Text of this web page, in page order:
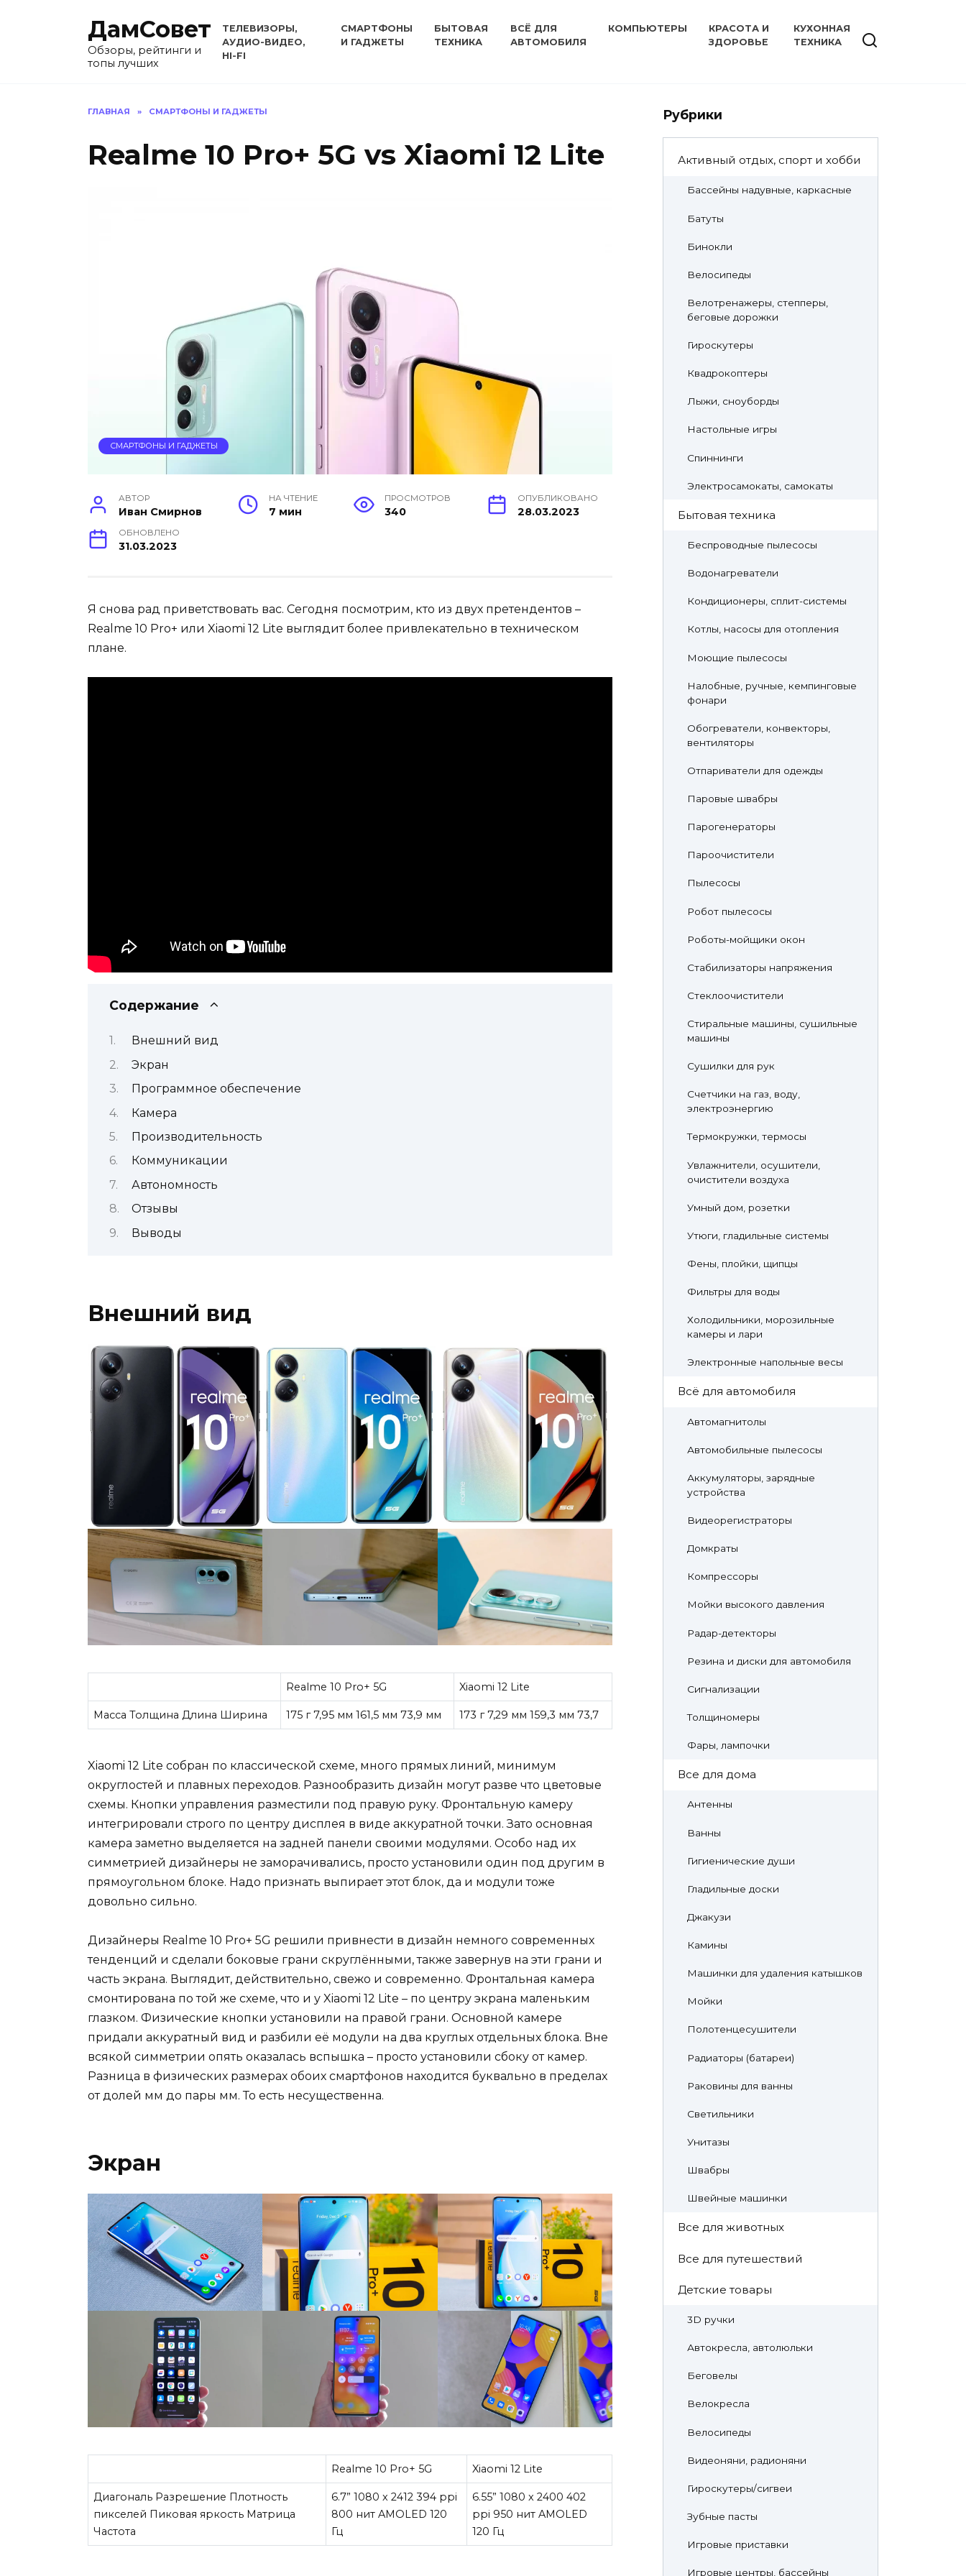
ДамСовет
Обзоры, рейтинги и
топы лучших
ТЕЛЕВИЗОРЫ,
АУДИО-ВИДЕО,
HI-FI
СМАРТФОНЫ
И ГАДЖЕТЫ
БЫТОВАЯ
ТЕХНИКА
ВСЁ ДЛЯ
АВТОМОБИЛЯ
КОМПЬЮТЕРЫ
КРАСОТА И
ЗДОРОВЬЕ
КУХОННАЯ
ТЕХНИКА
ГЛАВНАЯ » СМАРТФОНЫ И ГАДЖЕТЫ
Realme 10 Pro+ 5G vs Xiaomi 12 Lite
СМАРТФОНЫ И ГАДЖЕТЫ
АВТОР
Иван Смирнов
НА ЧТЕНИЕ
7 мин
ПРОСМОТРОВ
340
ОПУБЛИКОВАНО
28.03.2023
ОБНОВЛЕНО
31.03.2023
Я снова рад приветствовать вас. Сегодня посмотрим, кто из двух претендентов –
Realme 10 Pro+ или Xiaomi 12 Lite выглядит более привлекательно в техническом
плане.
Содержание
Внешний вид
Экран
Программное обеспечение
Камера
Производительность
Коммуникации
Автономность
Отзывы
Выводы
Внешний вид
Realme 10 Pro+ 5G Xiaomi 12 Lite
Масса Толщина Длина Ширина 175 г 7,95 мм 161,5 мм 73,9 мм 173 г 7,29 мм 159,3 мм 73,7
Xiaomi 12 Lite собран по классической схеме, много прямых линий, минимум
округлостей и плавных переходов. Разнообразить дизайн могут разве что цветовые
схемы. Кнопки управления разместили под правую руку. Фронтальную камеру
интегрировали строго по центру дисплея в виде аккуратной точки. Зато основная
камера заметно выделяется на задней панели своими модулями. Особо над их
симметрией дизайнеры не заморачивались, просто установили один под другим в
прямоугольном блоке. Надо признать выпирает этот блок, да и модули тоже
довольно сильно.
Дизайнеры Realme 10 Pro+ 5G решили привнести в дизайн немного современных
тенденций и сделали боковые грани скруглёнными, также завернув на эти грани и
часть экрана. Выглядит, действительно, свежо и современно. Фронтальная камера
смонтирована по той же схеме, что и у Xiaomi 12 Lite – по центру экрана маленьким
глазком. Физические кнопки установили на правой грани. Основной камере
придали аккуратный вид и разбили её модули на два круглых отдельных блока. Вне
всякой симметрии опять оказалась вспышка – просто установили сбоку от камер.
Разница в физических размерах обоих смартфонов находится буквально в пределах
от долей мм до пары мм. То есть несущественна.
Экран
Realme 10 Pro+ 5G Xiaomi 12 Lite
Диагональ Разрешение Плотность
пикселей Пиковая яркость Матрица
Частота
6.7” 1080 x 2412 394 ppi
800 нит AMOLED 120
Гц
6.55” 1080 x 2400 402
ppi 950 нит AMOLED
120 Гц
Рубрики
Активный отдых, спорт и хобби
Бассейны надувные, каркасные
Батуты
Бинокли
Велосипеды
Велотренажеры, степперы,
беговые дорожки
Гироскутеры
Квадрокоптеры
Лыжи, сноуборды
Настольные игры
Спиннинги
Электросамокаты, самокаты
Бытовая техника
Беспроводные пылесосы
Водонагреватели
Кондиционеры, сплит-системы
Котлы, насосы для отопления
Моющие пылесосы
Налобные, ручные, кемпинговые
фонари
Обогреватели, конвекторы,
вентиляторы
Отпариватели для одежды
Паровые швабры
Парогенераторы
Пароочистители
Пылесосы
Робот пылесосы
Роботы-мойщики окон
Стабилизаторы напряжения
Стеклоочистители
Стиральные машины, сушильные
машины
Сушилки для рук
Счетчики на газ, воду,
электроэнергию
Термокружки, термосы
Увлажнители, осушители,
очистители воздуха
Умный дом, розетки
Утюги, гладильные системы
Фены, плойки, щипцы
Фильтры для воды
Холодильники, морозильные
камеры и лари
Электронные напольные весы
Всё для автомобиля
Автомагнитолы
Автомобильные пылесосы
Аккумуляторы, зарядные
устройства
Видеорегистраторы
Домкраты
Компрессоры
Мойки высокого давления
Радар-детекторы
Резина и диски для автомобиля
Сигнализации
Толщиномеры
Фары, лампочки
Все для дома
Антенны
Ванны
Гигиенические души
Гладильные доски
Джакузи
Камины
Машинки для удаления катышков
Мойки
Полотенцесушители
Радиаторы (батареи)
Раковины для ванны
Светильники
Унитазы
Швабры
Швейные машинки
Все для животных
Все для путешествий
Детские товары
3D ручки
Автокресла, автолюльки
Беговелы
Велокресла
Велосипеды
Видеоняни, радионяни
Гироскутеры/сигвеи
Зубные пасты
Игровые приставки
Игровые центры, бассейны